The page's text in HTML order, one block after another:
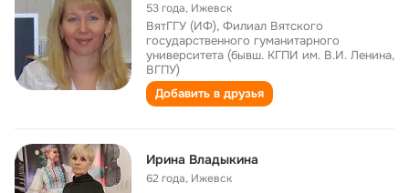
53 года, Ижевск
ВятГГУ (ИФ), Филиал Вятского
государственного гуманитарного
университета (бывш. КГПИ им. В.И. Ленина,
ВГПУ)
Добавить в друзья
Ирина Владыкина
62 года, Ижевск